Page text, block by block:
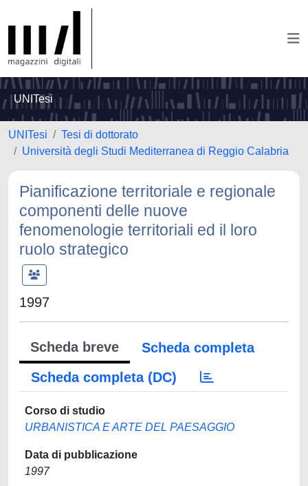
UNITesi
UNITesi
Tesi di dottorato
Università degli Studi Mediterranea di Reggio Calabria
Pianificazione territoriale e regionale
componenti delle nuove
fenomenologie territoriali ed il loro
ruolo strategico
1997
Scheda breve
Scheda completa
Scheda completa (DC)
Corso di studio
URBANISTICA E ARTE DEL PAESAGGIO
Data di pubblicazione
1997